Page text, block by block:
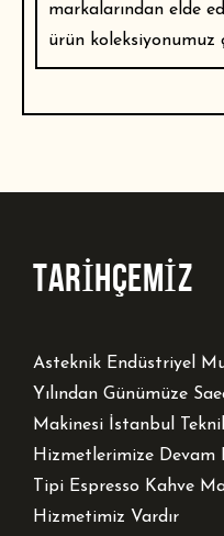
markalarından elde
ürün
TARİHÇEMİZ
Asteknik Endüstriyel
Yılından Günümüze
Makinesi İstanbul
Hizmetlerimize Devam
Tipi Espresso Kahve
Hizmetimiz Vardır